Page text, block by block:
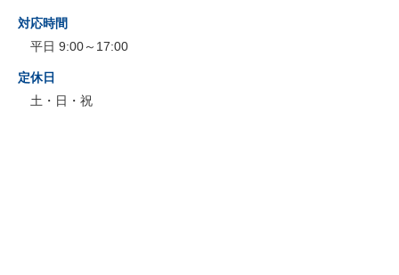
対応時間
平日 9:00～17:00
定休日
土・日・祝